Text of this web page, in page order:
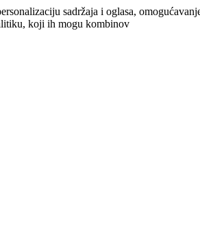
sadržaja i oglasa,
koji ih mogu kombinov